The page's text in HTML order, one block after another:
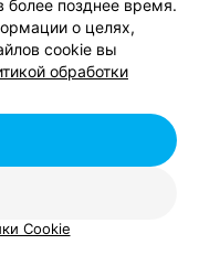
более позднее время.
о целях,
cookie вы
обработки
Cookie